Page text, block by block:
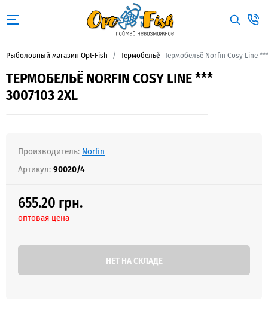
Рыболовный магазин Opt-Fish Термобельё Термобельё Norfin Cosy Line
ТЕРМОБЕЛЬЁ NORFIN COSY LINE ***
3007103 2XL
Производитель: Norfin
Артикул:90020/4
655.20 грн.
оптовая цена
НЕТ НА СКЛАДЕ